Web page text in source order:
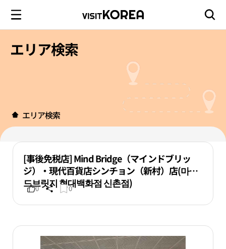
エリア検索
エリア検索
[事後免税店] Mind Bridge（マインドブリッ
ジ）・現代百貨店シンチョン（新村）店(마인
드브릿지 현대백화점 신촌점)
0 0